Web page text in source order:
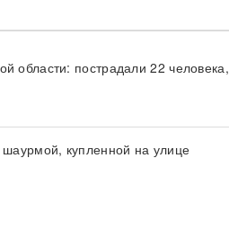
области: пострадали 22
купленной на улице